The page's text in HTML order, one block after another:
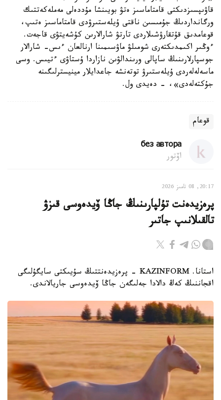
قاۋىپسىزدىكتى قامتاماسىز ەتۋ بويىنشا مۇددەلى مەملەكەتتىك
ورگانداردىڭ جۇمىسىن ناقتى ۇيلەستىرۋدى قامتاماسىز ەتىپ،
قوعامدىق قۇتقارۋشىلاردى تارتۋ شارالارىن كۇشەيتۋى قاجەت.
ءوڭىر اكىمدىكتەرى شومىلۋ ماۋسىمىنا ارنالعان ءىس- شارالار
جوسپارلارىنىڭ ساپالى ورىندالۋىن نازاردا ۇستاۋى ءتيىس. وسى
ماسەلەلەردى ۇيلەستىرۋ توتەنشە جاعدايلار مينيسترلىگىنە
جۇكتەلەدى»، - دەيدى ول.
قوعام
без автора
اۆتور
20:17, 08 تامىز 2026
پرەزيدەنت تۇلپارىنىڭ جاڭا ۆيدەوسى قىزۋ
تالقىلانىپ جاتىر
استانا. KAZINFORM - پرەزيدەنتتىڭ سۇيىكتى سايگۇلىگى
اقجاننىڭ كەڭ دالادا جەلىگەن جاڭا ۆيدەوسى جاريالاندى.